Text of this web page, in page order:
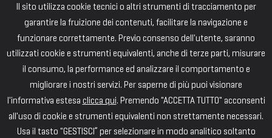
Il sito utilizza cookie tecnici o altri strumenti di tracciamento per
garantire la fruizione dei contenuti, facilitare la navigazione e
funzionare correttamente. Previo consenso dell'utente, saranno
utilizzati cookie e strumenti equivalenti, anche di terze parti, misurare
il consumo, la performance ed analizzare il comportamento e
migliorare i nostri servizi. Per saperne di più puoi visionare
l'informativa estesa clicca qui. Premendo "ACCETTA TUTTO" acconsenti
all'uso di cookie e strumenti equivalenti non strettamente necessari.
Usa il tasto "GESTISCI” per selezionare in modo analitico soltanto